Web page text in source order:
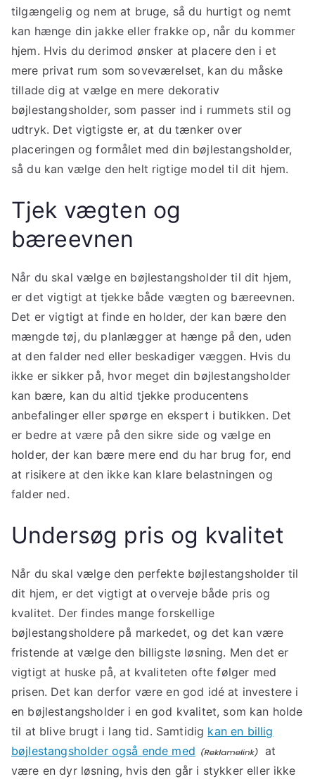
tilgængelig og nem at bruge, så du hurtigt og nemt
kan hænge din jakke eller frakke op, når du kommer
hjem. Hvis du derimod ønsker at placere den i et
mere privat rum som soveværelset, kan du måske
tillade dig at vælge en mere dekorativ
bøjlestangsholder, som passer ind i rummets stil og
udtryk. Det vigtigste er, at du tænker over
placeringen og formålet med din bøjlestangsholder,
så du kan vælge den helt rigtige model til dit hjem.
Tjek vægten og
bæreevnen
Når du skal vælge en bøjlestangsholder til dit hjem,
er det vigtigt at tjekke både vægten og bæreevnen.
Det er vigtigt at finde en holder, der kan bære den
mængde tøj, du planlægger at hænge på den, uden
at den falder ned eller beskadiger væggen. Hvis du
ikke er sikker på, hvor meget din bøjlestangsholder
kan bære, kan du altid tjekke producentens
anbefalinger eller spørge en ekspert i butikken. Det
er bedre at være på den sikre side og vælge en
holder, der kan bære mere end du har brug for, end
at risikere at den ikke kan klare belastningen og
falder ned.
Undersøg pris og kvalitet
Når du skal vælge den perfekte bøjlestangsholder til
dit hjem, er det vigtigt at overveje både pris og
kvalitet. Der findes mange forskellige
bøjlestangsholdere på markedet, og det kan være
fristende at vælge den billigste løsning. Men det er
vigtigt at huske på, at kvaliteten ofte følger med
prisen. Det kan derfor være en god idé at investere i
en bøjlestangsholder i en god kvalitet, som kan holde
til at blive brugt i lang tid. Samtidig kan en billig
bøjlestangsholder også ende med
at
være en dyr løsning, hvis den går i stykker eller ikke